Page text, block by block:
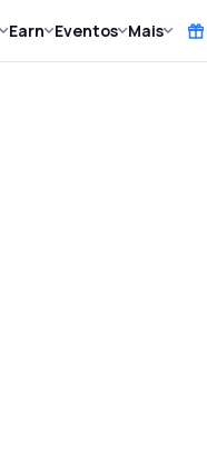
Earn Eventos Mais